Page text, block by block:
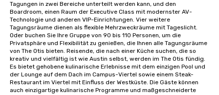
Tagungen in zwei Bereiche unterteilt werden kann, und den
Boardroom, einen Raum der Executive Class mit modernster AV-
Technologie und anderen VIP-Einrichtungen. Vier weitere
Tagungsräume dienen als flexible Mehrzweckräume mit Tageslicht.
Oder buchen Sie Ihre Gruppe von 90 bis 110 Personen, um die
Privatsphäre und Flexibilität zu genießen, die Ihnen alle Tagungsräume
von The Otis bieten. Reisende, die nach einer Küche suchen, die so
kreativ und vielfältig ist wie Austin selbst, werden im The Otis fündig.
Es bietet gehobene kulinarische Erlebnisse mit dem einzigen Pool und
der Lounge auf dem Dach im Campus-Viertel sowie einem Steak-
Restaurant im Viertel mit Einfluss der Westküste. Die Gäste können
auch einzigartige kulinarische Programme und maßgeschneiderte